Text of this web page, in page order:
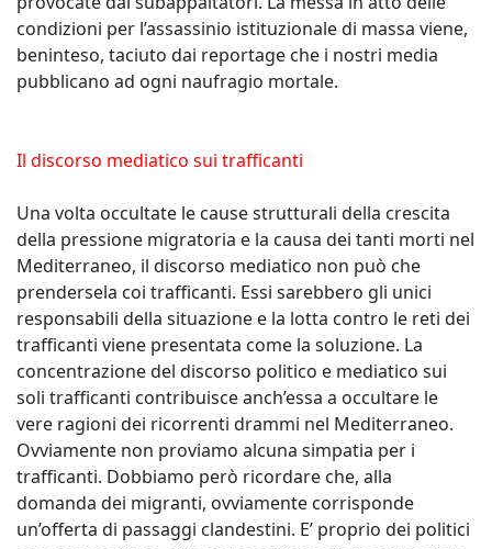
condizioni per l’assassinio istituzionale di massa viene,
beninteso, taciuto dai reportage che i nostri media
pubblicano ad ogni naufragio mortale.
Il discorso mediatico sui trafficanti
Una volta occultate le cause strutturali della crescita
della pressione migratoria e la causa dei tanti morti nel
Mediterraneo, il discorso mediatico non può che
prendersela coi trafficanti. Essi sarebbero gli unici
responsabili della situazione e la lotta contro le reti dei
trafficanti viene presentata come la soluzione. La
concentrazione del discorso politico e mediatico sui
soli trafficanti contribuisce anch’essa a occultare le
vere ragioni dei ricorrenti drammi nel Mediterraneo.
Ovviamente non proviamo alcuna simpatia per i
trafficanti. Dobbiamo però ricordare che, alla
domanda dei migranti, ovviamente corrisponde
un’offerta di passaggi clandestini. E’ proprio dei politici